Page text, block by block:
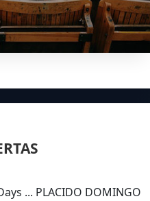
... PLACIDO DOMINGO